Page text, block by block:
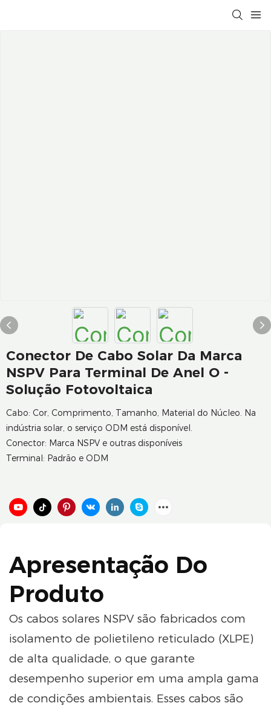
Conector De Cabo Solar Da Marca
NSPV Para Terminal De Anel O -
Solução Fotovoltaica
Cabo: Cor, Comprimento, Tamanho, Material do Núcleo. Na
indústria solar, o serviço ODM está disponível.
Conector: Marca NSPV e outras disponíveis
Terminal: Padrão e ODM
Apresentação Do
Produto
Os cabos solares NSPV são fabricados com
isolamento de polietileno reticulado (XLPE)
de alta qualidade, o que garante
desempenho superior em uma ampla gama
de condições ambientais. Esses cabos são